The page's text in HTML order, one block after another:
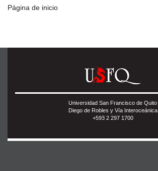
Página de inicio
Universidad San Francisco de Quito
Diego de Robles y Vía Interoceánica
+593 2 297 1700